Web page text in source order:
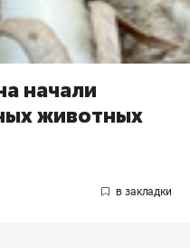
начали
животных